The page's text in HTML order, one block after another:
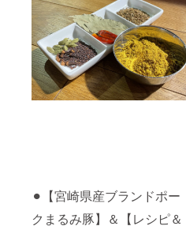
⚫︎【宮崎県産ブランドポー
クまるみ豚】＆【レシピ＆